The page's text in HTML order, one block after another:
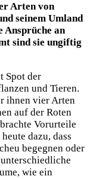
Arten von
seinem Umland
Ansprüche an
sind sie ungiftig
Spot der
und Tieren.
ihnen vier Arten
auf der Roten
Vorurteile
dazu, dass
begegnen oder
wie ein